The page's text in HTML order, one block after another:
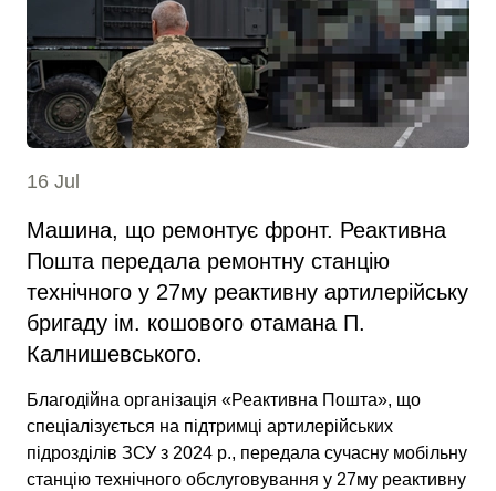
16 Jul
Машина, що ремонтує фронт. Реактивна
Пошта передала ремонтну станцію
технічного у 27му реактивну артилерійську
бригаду ім. кошового отамана П.
Калнишевського.
Благодійна організація «Реактивна Пошта», що
спеціалізується на підтримці артилерійських
підрозділів ЗСУ з 2024 р., передала сучасну мобільну
станцію технічного обслуговування у 27му реактивну